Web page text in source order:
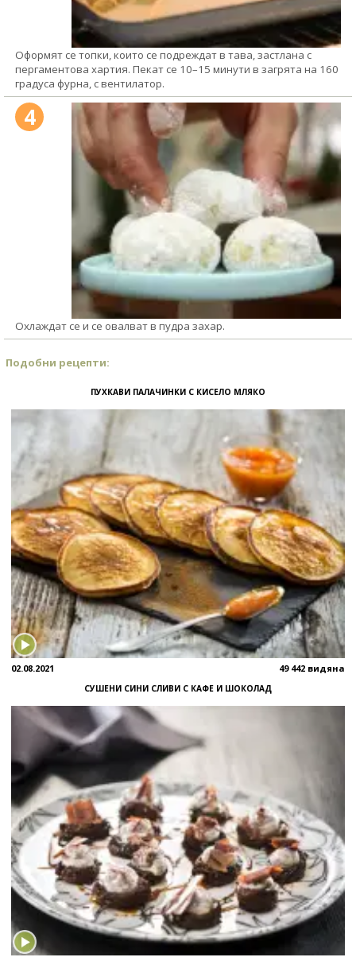
Оформят се топки, които се подреждат в тава, застлана с
пергаментова хартия. Пекат се 10–15 минути в загрята на 160
градуса фурна, с вентилатор.
4
Охлаждат се и се овалват в пудра захар.
Подобни рецепти:
ПУХКАВИ ПАЛАЧИНКИ С КИСЕЛО МЛЯКО
02.08.2021 49 442 видяна
СУШЕНИ СИНИ СЛИВИ С КАФЕ И ШОКОЛАД